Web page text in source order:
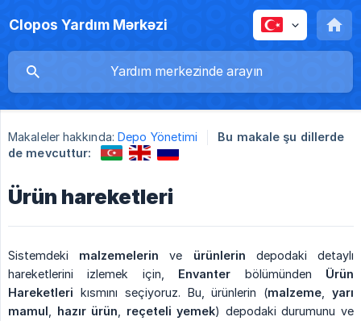
Clopos Yardım Mərkəzi
Makaleler hakkında: Depo Yönetimi
Bu makale şu dillerde
de mevcuttur:
Ürün hareketleri
Sistemdeki malzemelerin ve ürünlerin depodaki detaylı
hareketlerini izlemek için, Envanter bölümünden Ürün
Hareketleri kısmını seçiyoruz. Bu, ürünlerin (malzeme ,yarı
mamul
hazır ürün reçeteli yemek) depodaki durumunu ve